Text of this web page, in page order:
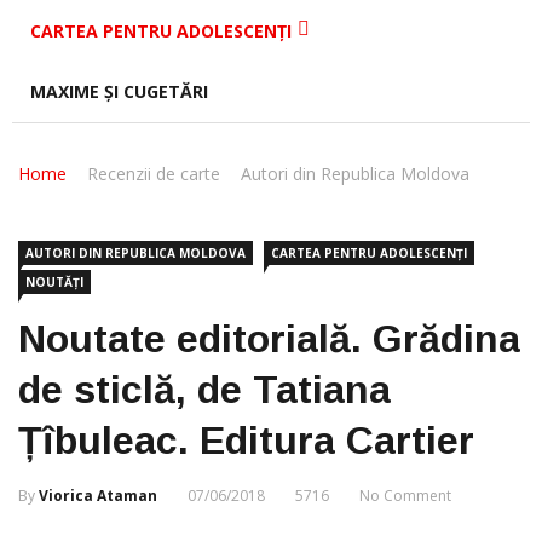
CARTEA PENTRU ADOLESCENȚI
MAXIME ȘI CUGETĂRI
Home Recenzii de carte Autori din Republica Moldova
AUTORI DIN REPUBLICA MOLDOVA
CARTEA PENTRU ADOLESCENȚI
NOUTĂȚI
Noutate editorială. Grădina
de sticlă, de Tatiana
Țîbuleac. Editura Cartier
ByViorica Ataman 07/06/2018 5716 No Comment